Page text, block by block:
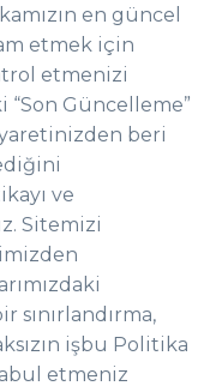
en güncel
etmek için
etmenizi
Güncelleme”
beri
ve
Sitemizi
işbu Politika
etmeniz